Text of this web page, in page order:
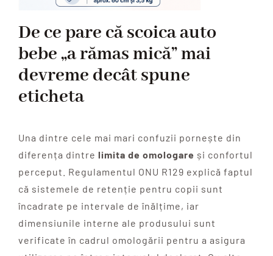
De ce pare că scoica auto
bebe „a rămas mică” mai
devreme decât spune
eticheta
Una dintre cele mai mari confuzii pornește din
diferența dintre limita de omologare și confortul
perceput. Regulamentul ONU R129 explică faptul
că sistemele de retenție pentru copii sunt
încadrate pe intervale de înălțime, iar
dimensiunile interne ale produsului sunt
verificate în cadrul omologării pentru a asigura